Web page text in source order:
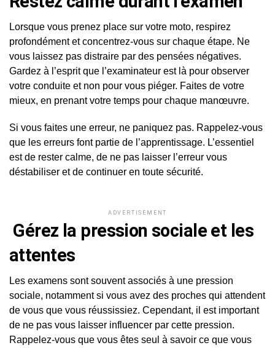
Lorsque vous prenez place sur votre moto, respirez
profondément et concentrez-vous sur chaque étape. Ne
vous laissez pas distraire par des pensées négatives.
Gardez à l’esprit que l’examinateur est là pour observer
votre conduite et non pour vous piéger. Faites de votre
mieux, en prenant votre temps pour chaque manœuvre.
Si vous faites une erreur, ne paniquez pas. Rappelez-vous
que les erreurs font partie de l’apprentissage. L’essentiel
est de rester calme, de ne pas laisser l’erreur vous
déstabiliser et de continuer en toute sécurité.
ADVERTISEMENT
Gérez la pression sociale et les
attentes
Les examens sont souvent associés à une pression
sociale, notamment si vous avez des proches qui attendent
de vous que vous réussissiez. Cependant, il est important
de ne pas vous laisser influencer par cette pression.
Rappelez-vous que vous êtes seul à savoir ce que vous